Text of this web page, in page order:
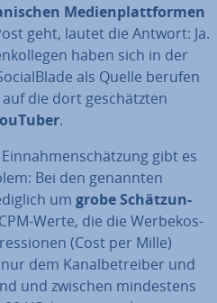
Me­di­en­platt­for­men
geht, lautet die Antwort: Ja.
haben sich in der
als Quelle berufen
die dort ge­schätz­ten
.
gibt es
Bei den genannten
um grobe Schät­zun­
Werte, die die Wer­be­kos­
(Cost per Mille)
dem Ka­nal­be­trei­ber und
und zwischen min­des­tens